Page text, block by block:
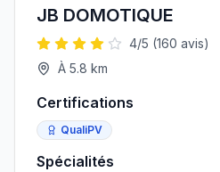
JB DOMOTIQUE
4/5 (160 avis)
À 5.8 km
Certifications
QualiPV
Spécialités